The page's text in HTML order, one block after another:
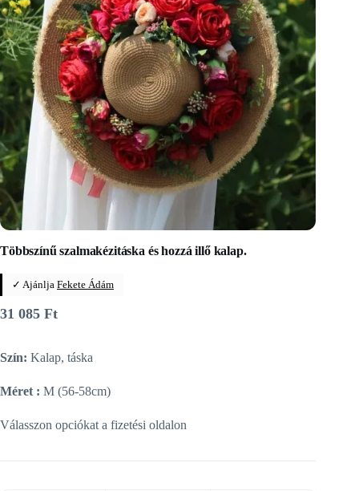
Többszínű szalmakézitáska és hozzá illő kalap.
✓ Ajánlja Fekete Ádám
31 085 Ft
Szín: Kalap, táska
Méret : M (56-58cm)
Válasszon opciókat a fizetési oldalon